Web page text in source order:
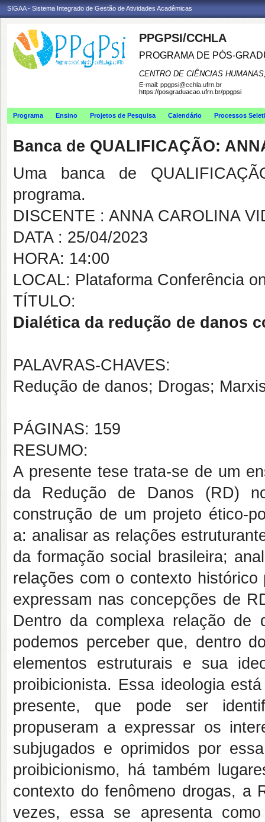
SIGAA - Sistema Integrado de Gestão de Atividades Acadêmicas
PPGPSI/CCHLA
PROGRAMA DE PÓS-
CENTRO DE CIÊNCIAS
E-mail: ppgpsi@cchla.ufrn.br
https://posgraduacao.ufrn.br/ppgpsi
Programa Ensino Projetos de Pesquisa Calendário Processos
Banca de QUALIFICAÇÃO:
Uma banca de
programa.
DISCENTE : ANNA CAROLINA
DATA : 25/04/2023
HORA: 14:00
LOCAL: Plataforma Conferência
TÍTULO:
Dialética da redução de danos
PALAVRAS-CHAVES:
Redução de danos; Drogas;
PÁGINAS: 159
RESUMO:
A presente tese trata-se de um
da Redução de Danos (RD)
construção de um projeto ético-
a: analisar as relações
da formação social brasileira;
relações com o contexto
expressam nas concepções de
Dentro da complexa relação de
podemos perceber que, dentro
elementos estruturais e sua
proibicionista. Essa ideologia
presente, que pode ser
propuseram a expressar os
subjugados e oprimidos por
proibicionismo, há também
contexto do fenômeno drogas, a
vezes, essa se apresenta